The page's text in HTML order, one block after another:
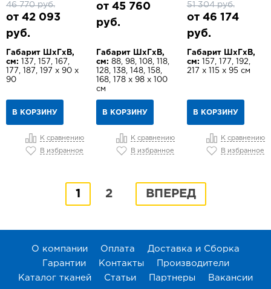
46 770 руб.
от 42 093
руб.
Габарит ШхГхВ,
см: 137, 157, 167,
177, 187, 197 х 90 х
90
В КОРЗИНУ
К сравнению
В избранное
от 45 760
руб.
Габарит ШхГхВ,
см: 88, 98, 108, 118,
128, 138, 148, 158,
168, 178 x 98 x 100
см
В КОРЗИНУ
К сравнению
В избранное
51 304 руб.
от 46 174
руб.
Габарит ШхГхВ,
см: 157, 177, 192,
217 х 115 х 95 см
В КОРЗИНУ
К сравнению
В избранное
1 2 ВПЕРЕД
О компании Оплата
Доставка и Сборка
Гарантии
Контакты
Производители
Каталог тканей
Статьи Партнеры Вакансии